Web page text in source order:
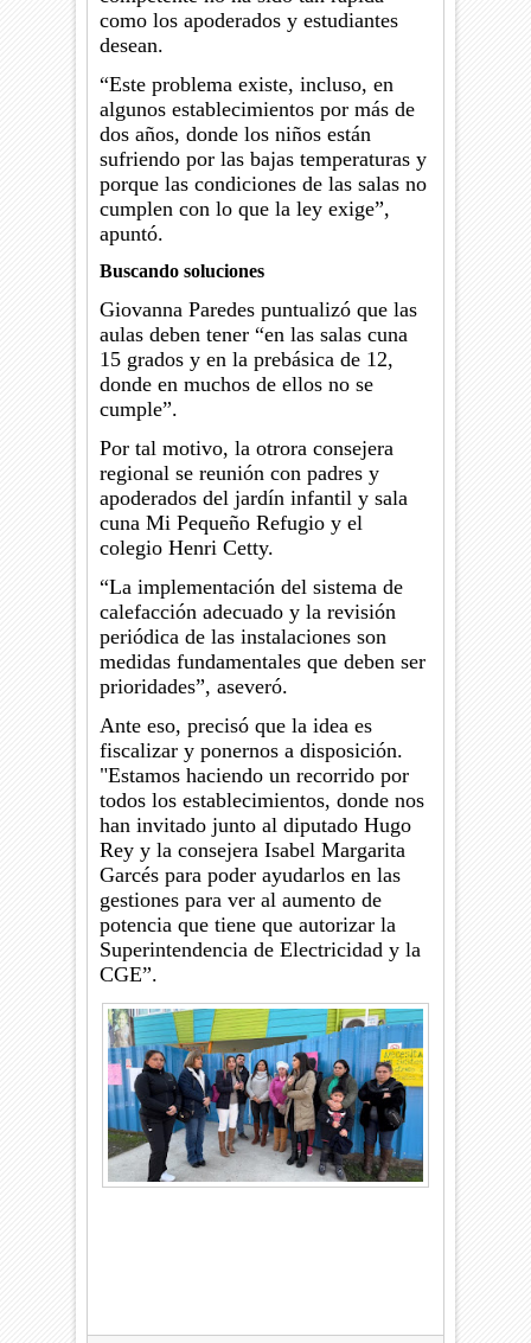
como los apoderados y estudiantes
desean.
“Este problema existe, incluso, en
algunos establecimientos por más de
dos años, donde los niños están
sufriendo por las bajas temperaturas y
porque las condiciones de las salas no
cumplen con lo que la ley exige”,
apuntó.
Buscando soluciones
Giovanna Paredes puntualizó que las
aulas deben tener “en las salas cuna
15 grados y en la prebásica de 12,
donde en muchos de ellos no se
cumple”.
Por tal motivo, la otrora consejera
regional se reunión con padres y
apoderados del jardín infantil y sala
cuna Mi Pequeño Refugio y el
colegio Henri Cetty.
“La implementación del sistema de
calefacción adecuado y la revisión
periódica de las instalaciones son
medidas fundamentales que deben ser
prioridades”, aseveró.
Ante eso, precisó que la idea es
fiscalizar y ponernos a disposición.
"Estamoshaciendo un recorrido por
todos los establecimientos, donde nos
han invitado junto al diputado Hugo
Rey y la consejera Isabel Margarita
Garcés para poder ayudarlos en las
gestiones para ver al aumento de
potencia que tiene que autorizar la
Superintendencia de Electricidad y la
CGE”.